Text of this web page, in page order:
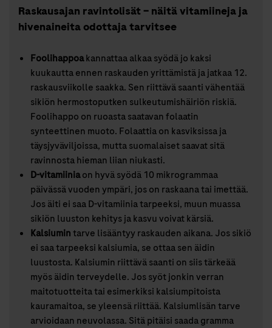
Raskausajan ravintolisät – näitä vitamiineja ja
hivenaineita odottaja tarvitsee
Foolihappoakannattaa alkaa syödä jo kaksi
kuukautta ennen raskauden yrittämistä ja jatkaa 12.
raskausviikolle saakka. Sen riittävä saanti vähentää
sikiön hermostoputken sulkeutumishäiriön riskiä.
Foolihappo on ruoasta saatavan folaatin
synteettinen muoto. Folaattia on kasviksissa ja
täysjyväviljoissa, mutta suomalaiset saavat sitä
ravinnosta hieman liian niukasti.
D-vitamiiniaon hyvä syödä 10 mikrogrammaa
päivässä vuoden ympäri, jos on raskaana tai imettää.
Jos äiti ei saa D-vitamiinia tarpeeksi, muun muassa
sikiön luuston kehitys ja kasvu voivat kärsiä.
Kalsiumintarve lisääntyy raskauden aikana. Jos sikiö
ei saa tarpeeksi kalsiumia, se ottaa sen äidin
luustosta. Kalsiumin riittävä saanti on siis tärkeää
myös äidin terveydelle. Jos syöt jonkin verran
maitotuotteita tai esimerkiksi kalsiumpitoista
kauramaitoa, se yleensä riittää. Kalsiumlisän tarve
arvioidaan neuvolassa. Sitä pitäisi saada gramma